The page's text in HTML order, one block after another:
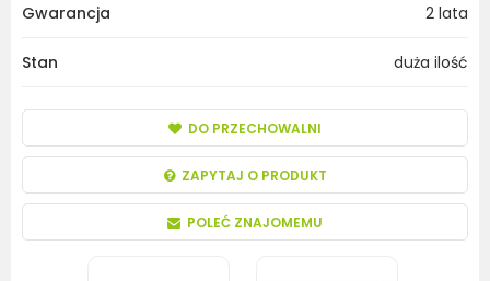
Gwarancja 2 lata
Stan duża ilość
DO PRZECHOWALNI
ZAPYTAJ O PRODUKT
POLEĆ ZNAJOMEMU